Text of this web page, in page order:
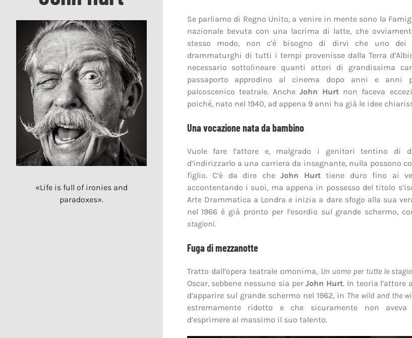
«Life is full of ironies and
paradoxes».
Se parliamo di Regno Unito, a venire in mente sono la
nazionale bevuta con una lacrima di latte, che
stesso modo, non c’è bisogno di dirvi che uno
drammaturghi di tutti i tempi provenisse dalla Terra
necessario sottolineare quanti attori di grandissima
passaporto approdino al cinema dopo anni e anni
palcoscenico teatrale. AncheJohn Hurtnon faceva
poiché, nato nel 1940, ad appena 9 anni ha già le idee
Una vocazione nata da bambino
Vuole fare l’attore e, malgrado i genitori tentino di
d’indirizzarlo a una carriera da insegnante, nulla possono
figlio. C’è da dire cheJohn Hurttiene duro fino ai
accontentando i suoi, ma appena in possesso del titolo
Arte Drammatica a Londra e inizia a dare sfogo alla sua
nel 1966 è già pronto per l’esordio sul grande schermo,
stagioni.
Fuga di mezzanotte
Tratto dall’opera teatrale omonima, Un uomo per tutte le
Oscar, sebbene nessuno sia perJohn Hurt. In teoria l’attore
d’apparire sul grande schermo nel 1962, in The wild and the
estremamente ridotto e che sicuramente non aveva
d’esprimere al massimo il suo talento.